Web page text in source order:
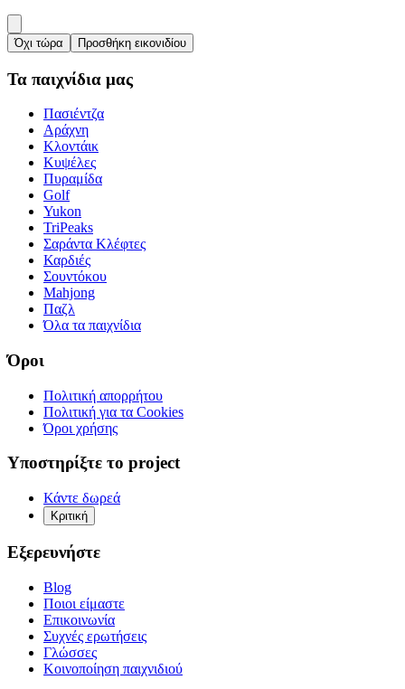
Όχι τώρα Προσθήκη εικονιδίου
Τα παιχνίδια μας
Πασιέντζα
Αράχνη
Κλοντάικ
Κυψέλες
Πυραμίδα
Golf
Yukon
TriPeaks
Σαράντα Κλέφτες
Καρδιές
Σουντόκου
Mahjong
Παζλ
Όλα τα παιχνίδια
Όροι
Πολιτική απορρήτου
Πολιτική για τα Cookies
Όροι χρήσης
Υποστηρίξτε το project
Κάντε δωρεά
Κριτική
Εξερευνήστε
Blog
Ποιοι είμαστε
Επικοινωνία
Συχνές ερωτήσεις
Γλώσσες
Κοινοποίηση παιχνιδιού